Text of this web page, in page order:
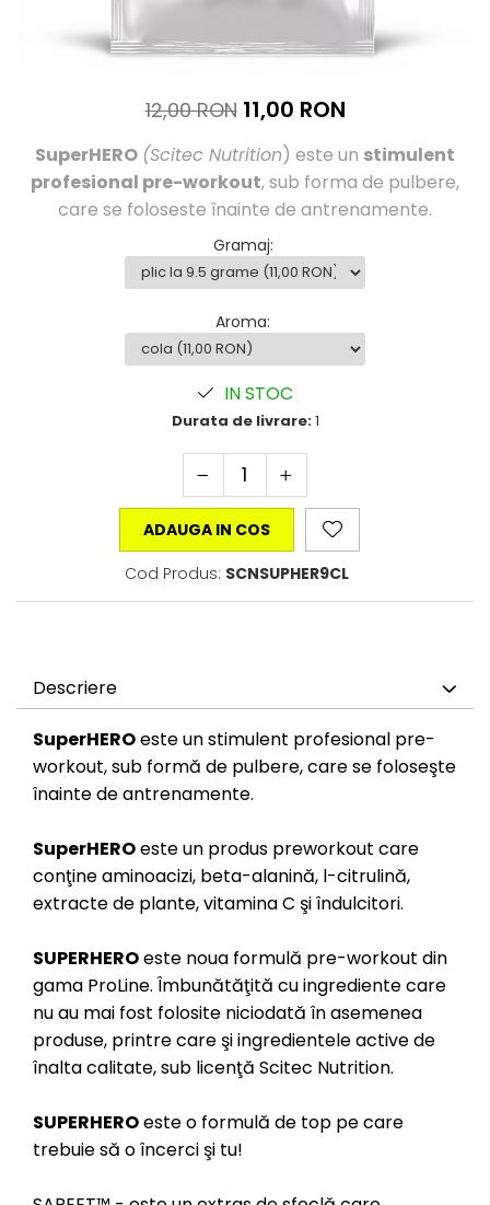
Înlocuitori de mese
Carbohidrați
Vitamine și minerale
Izoflavoni
Probiotice și enzime digestive
Produse pentru relaxare
12,00 RON 11,00 RON
SuperHERO (Scitec Nutrition) este un stimulent
profesional pre-workout, sub forma de pulbere,
care se foloseste înainte de antrenamente.
Gramaj:
Aroma:
IN STOC
Durata de livrare:1
ADAUGA IN COS
Cod Produs: SCNSUPHER9CL
Descriere
SuperHEROeste un stimulent profesional pre-
workout, sub formă de pulbere, care se foloseşte
înainte de antrenamente.
SuperHEROeste un produs preworkout care
conţine aminoacizi, beta-alanină, l-citrulină,
extracte de plante, vitamina C şi îndulcitori.
SUPERHEROeste noua formulă pre-workout din
gama ProLine. Îmbunătăţită cu ingrediente care
nu au mai fost folosite niciodată în asemenea
produse, printre care şi ingredientele active de
înalta calitate, sub licenţă Scitec Nutrition.
SUPERHEROeste o formulă de top pe care
trebuie să o încerci şi tu!